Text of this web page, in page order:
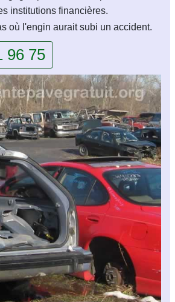
institutions financières.
où l'engin aurait subi un accident.
96 75